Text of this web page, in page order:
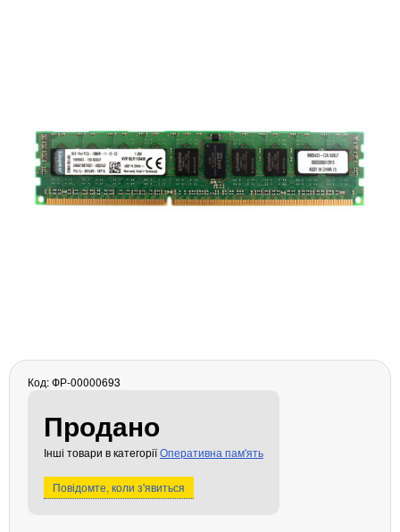
Блоки живлення
Контролери RAID
Кулери та системи охолодження
Корпуси
Мережеві карти
Кабелі та роз'єми
Аксесуари
Хаби і кардридери
Фильтри та стабілізатори
Код: ФР-00000693
Продано
Інші товари в категоріїОперативна пам'ять
Повідомте, коли з'явиться